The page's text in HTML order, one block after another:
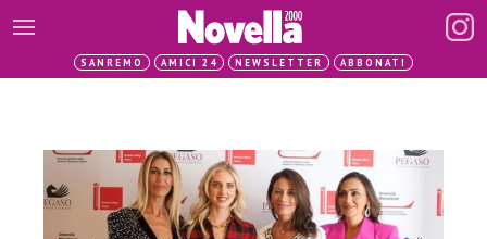
SANREMO AMICI 24 NEWSLETTER ABBONATI